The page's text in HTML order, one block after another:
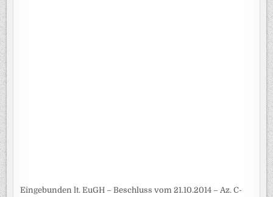
Eingebunden lt. EuGH – Beschluss vom 21.10.2014 – Az. C-